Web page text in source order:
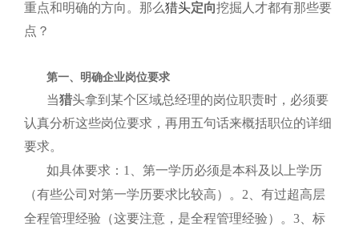
重点和明确的方向。那么猎头定向挖掘人才都有那些要
点？
第一、明确企业岗位要求
当猎头拿到某个区域总经理的岗位职责时，必须要
认真分析这些岗位要求，再用五句话来概括职位的详细
要求。
如具体要求： 1
、第一学历必须是本科及以上学历
（有些公司对第一学历要求比较高）。 2 、有过超高层
全程管理经验（这要注意，是全程管理经验）。 3 、标